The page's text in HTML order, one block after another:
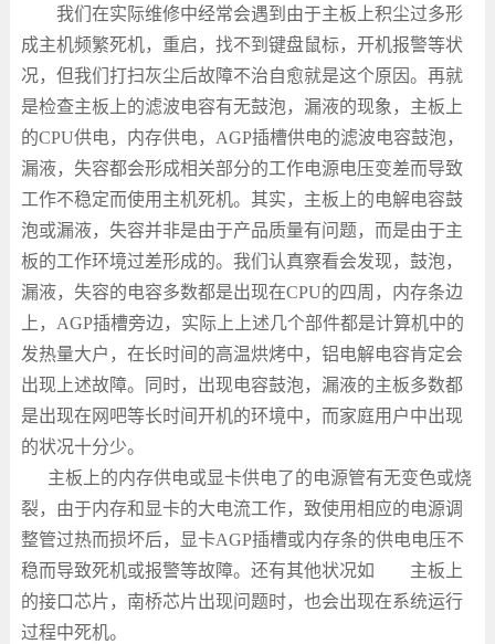
我们在实际维修中经常会遇到由于主板上积尘过多形
成主机频繁死机，重启，找不到键盘鼠标，开机报警等状
况，但我们打扫灰尘后故障不治自愈就是这个原因。再就
是检查主板上的滤波电容有无鼓泡，漏液的现象，主板上
的CPU供电，内存供电， AGP插槽供电的滤波电容鼓泡，
漏液，失容都会形成相关部分的工作电源电压变差而导致
工作不稳定而使用主机死机。其实，主板上的电解电容鼓
泡或漏液，失容并非是由于产品质量有问题，而是由于主
板的工作环境过差形成的。我们认真察看会发现，鼓泡，
漏液，失容的电容多数都是出现在CPU的四周，内存条边
上， AGP插槽旁边，实际上上述几个部件都是计算机中的
发热量大户，在长时间的高温烘烤中，铝电解电容肯定会
出现上述故障。同时，出现电容鼓泡，漏液的主板多数都
是出现在网吧等长时间开机的环境中，而家庭用户中出现
的状况十分少。
主板上的内存供电或显卡供电了的电源管有无变色或烧
裂，由于内存和显卡的大电流工作，致使用相应的电源调
整管过热而损坏后，显卡AGP插槽或内存条的供电电压不
稳而导致死机或报警等故障。还有其他状况如 主板上
的接口芯片，南桥芯片出现问题时，也会出现在系统运行
过程中死机。